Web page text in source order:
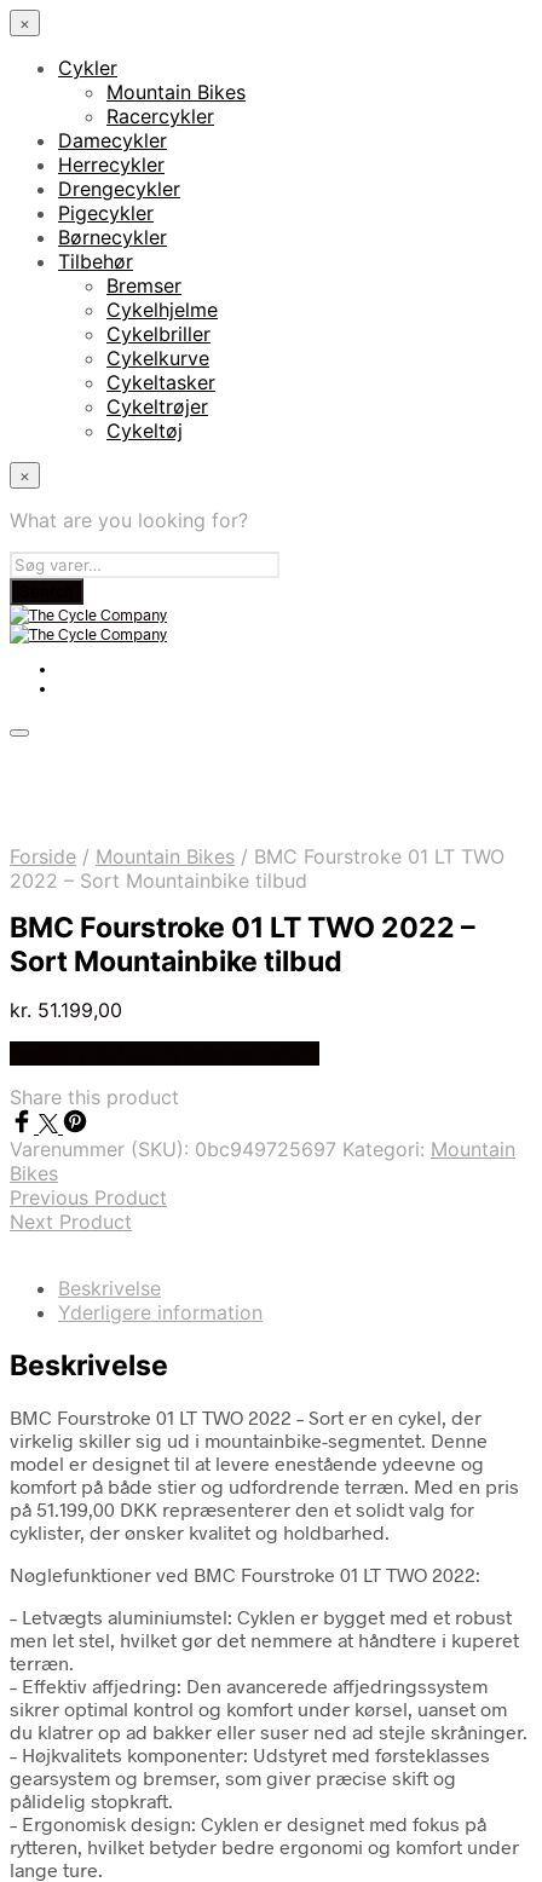
×
Cykler
Mountain Bikes
Racercykler
Damecykler
Herrecykler
Drengecykler
Pigecykler
Børnecykler
Tilbehør
Bremser
Cykelhjelme
Cykelbriller
Cykelkurve
Cykeltasker
Cykeltrøjer
Cykeltøj
×
What are you looking for?
Forside / Mountain Bikes / BMC Fourstroke 01 LT TWO
2022 – Sort Mountainbike tilbud
BMC Fourstroke 01 LT TWO 2022 –
Sort Mountainbike tilbud
kr. 51.199,00
Share this product
Varenummer (SKU): 0bc949725697 Kategori: Mountain
Bikes
Previous Product
Next Product
Beskrivelse
Yderligere information
Beskrivelse
BMC Fourstroke 01 LT TWO 2022 – Sort er en cykel, der
virkelig skiller sig ud i mountainbike-segmentet. Denne
model er designet til at levere enestående ydeevne og
komfort på både stier og udfordrende terræn. Med en pris
på 51.199,00 DKK repræsenterer den et solidt valg for
cyklister, der ønsker kvalitet og holdbarhed.
Nøglefunktioner ved BMC Fourstroke 01 LT TWO 2022:
– Letvægts aluminiumstel: Cyklen er bygget med et robust
men let stel, hvilket gør det nemmere at håndtere i kuperet
terræn.
– Effektiv affjedring: Den avancerede affjedringssystem
sikrer optimal kontrol og komfort under kørsel, uanset om
du klatrer op ad bakker eller suser ned ad stejle skråninger.
– Højkvalitets komponenter: Udstyret med førsteklasses
gearsystem og bremser, som giver præcise skift og
pålidelig stopkraft.
– Ergonomisk design: Cyklen er designet med fokus på
rytteren, hvilket betyder bedre ergonomi og komfort under
lange ture.